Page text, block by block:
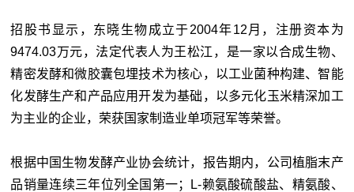
招股书显示，东晓生物成立于2004年12月，注册资本为
9474.03万元，法定代表人为王松江，是一家以合成生物、
精密发酵和微胶囊包埋技术为核心，以工业菌种构建、智能
化发酵生产和产品应用开发为基础，以多元化玉米精深加工
为主业的企业，荣获国家制造业单项冠军等荣誉。
根据中国生物发酵产业协会统计，报告期内，公司植脂末产
品销量连续三年位列全国第一；L-赖氨酸硫酸盐、精氨酸、